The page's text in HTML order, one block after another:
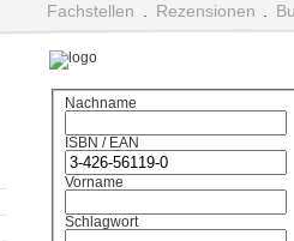
Fachstellen Rezensionen
Nachname
ISBN / EAN
Vorname
Schlagwort